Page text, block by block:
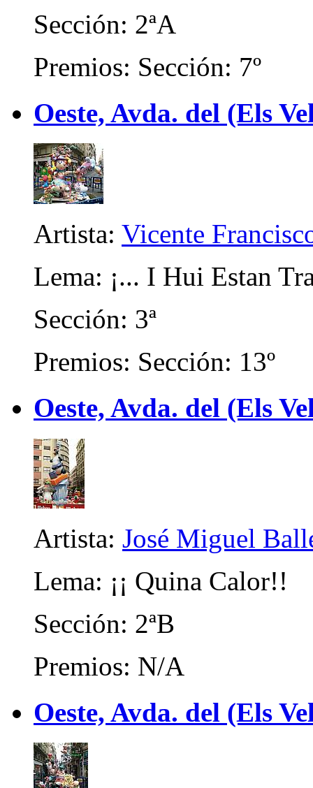
Sección: 2ªA
Premios: Sección: 7º
Oeste, Avda. del (Els
Artista: Vicente
Lema: ¡... I Hui Estan
Sección: 3ª
Premios: Sección: 13º
Oeste, Avda. del (Els
Artista: José Miguel
Lema: ¡¡ Quina Calor!!
Sección: 2ªB
Premios: N/A
Oeste, Avda. del (Els